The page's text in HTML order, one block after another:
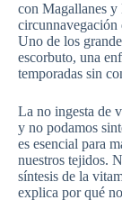
con Magallanes y
circunnavegación
Uno de los
escorbuto, una
temporadas sin
La no ingesta de
y no podamos
es esencial para
nuestros tejidos.
síntesis de la
explica por qué